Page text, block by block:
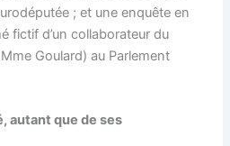
; et une enquête en
fictif d’un collaborateur du
Goulard) au Parlement
autant que de ses